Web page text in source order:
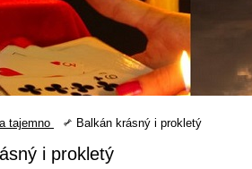
tajemno Balkán krásný i prokletý
i prokletý